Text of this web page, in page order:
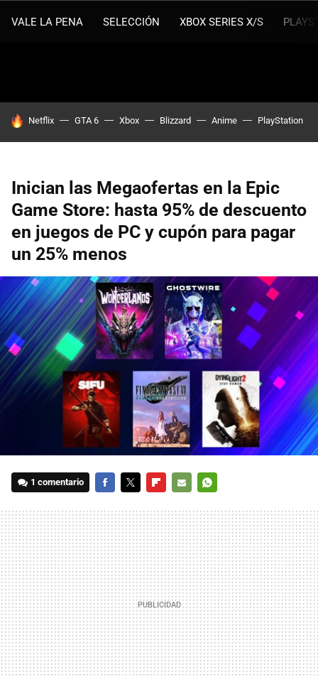
VALE LA PENA SELECCIÓN XBOX SERIES X/S
HOY SE HABLA DE
Netflix GTA 6 Xbox Blizzard Anime PlayStation
Inician las Megaofertas en la Epic
Game Store: hasta 95% de descuento
en juegos de PC y cupón para pagar
un 25% menos
1 comentario
MAIL